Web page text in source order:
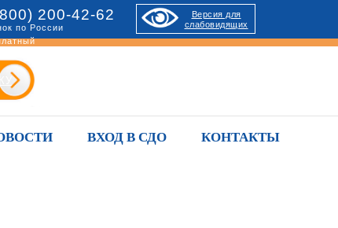
200-42-62
по России
Версия для
слабовидящих
ВХОД В СДО КОНТАКТЫ